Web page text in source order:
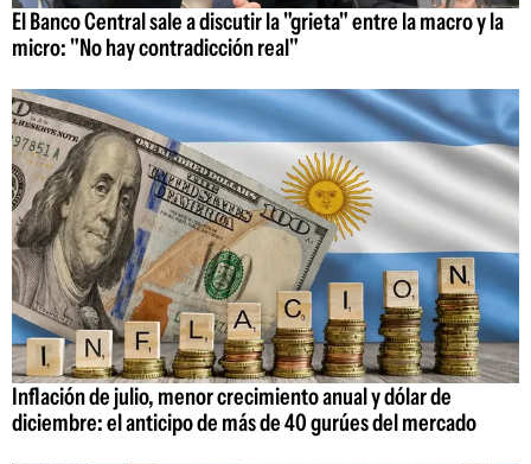
El Banco Central sale a discutir la "grieta" entre la macro y la
micro: "No hay contradicción real"
Inflación de julio, menor crecimiento anual y dólar de
diciembre: el anticipo de más de 40 gurúes del mercado